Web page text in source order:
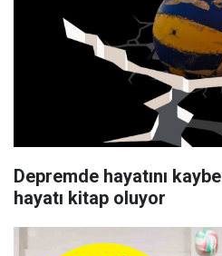
Depremde hayatını
hayatı kitap oluyor